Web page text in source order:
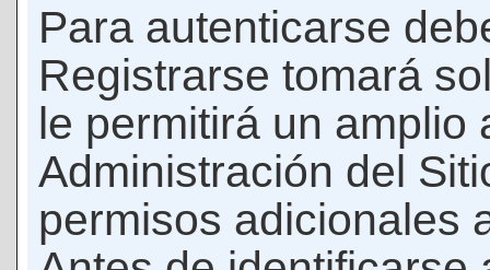
Para autenticarse
Registrarse tomará
le permitirá un amplio
Administración del
permisos adicionales